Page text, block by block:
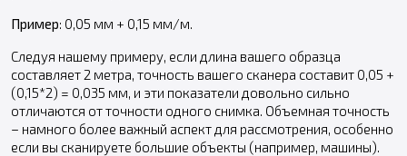
Пример: 0,05 мм + 0,15 мм/м.
Следуя нашему примеру, если длина вашего образца
составляет 2 метра, точность вашего сканера составит 0,05 +
(0,15*2) = 0,035 мм, и эти показатели довольно сильно
отличаются от точности одного снимка. Объемная точность
– намного более важный аспект для рассмотрения, особенно
если вы сканируете большие объекты (например, машины).